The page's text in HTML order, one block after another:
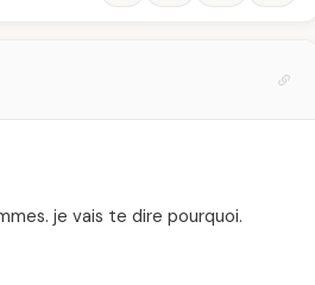
je vais te dire pourquoi.